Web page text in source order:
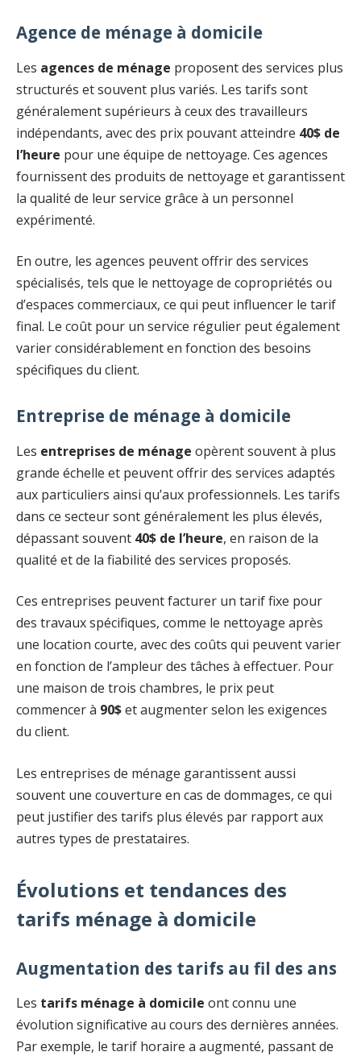
Agence de ménage à domicile
Les agences de ménage proposent des services plus
structurés et souvent plus variés. Les tarifs sont
généralement supérieurs à ceux des travailleurs
indépendants, avec des prix pouvant atteindre 40$ de
l’heure pour une équipe de nettoyage. Ces agences
fournissent des produits de nettoyage et garantissent
la qualité de leur service grâce à un personnel
expérimenté.
En outre, les agences peuvent offrir des services
spécialisés, tels que le nettoyage de copropriétés ou
d’espaces commerciaux, ce qui peut influencer le tarif
final. Le coût pour un service régulier peut également
varier considérablement en fonction des besoins
spécifiques du client.
Entreprise de ménage à domicile
Les entreprises de ménage opèrent souvent à plus
grande échelle et peuvent offrir des services adaptés
aux particuliers ainsi qu’aux professionnels. Les tarifs
dans ce secteur sont généralement les plus élevés,
dépassant souvent 40$ de l’heure, en raison de la
qualité et de la fiabilité des services proposés.
Ces entreprises peuvent facturer un tarif fixe pour
des travaux spécifiques, comme le nettoyage après
une location courte, avec des coûts qui peuvent varier
en fonction de l’ampleur des tâches à effectuer. Pour
une maison de trois chambres, le prix peut
commencer à 90$et augmenter selon les exigences
du client.
Les entreprises de ménage garantissent aussi
souvent une couverture en cas de dommages, ce qui
peut justifier des tarifs plus élevés par rapport aux
autres types de prestataires.
Évolutions et tendances des
tarifs ménage à domicile
Augmentation des tarifs au fil des ans
Les tarifs ménage à domicile ont connu une
évolution significative au cours des dernières années.
Par exemple, le tarif horaire a augmenté, passant de